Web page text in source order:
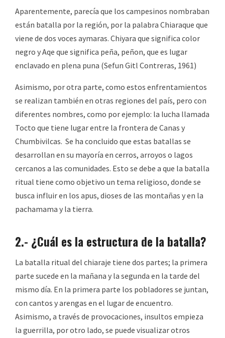
Aparentemente, parecía que los campesinos nombraban
están batalla por la región, por la palabra Chiaraque que
viene de dos voces aymaras. Chiyara que significa color
negro y Aqe que significa peña, peñon, que es lugar
enclavado en plena puna (Sefun Gitl Contreras, 1961)
Asimismo, por otra parte, como estos enfrentamientos
se realizan también en otras regiones del país, pero con
diferentes nombres, como por ejemplo: la lucha llamada
Tocto que tiene lugar entre la frontera de Canas y
Chumbivilcas. Se ha concluido que estas batallas se
desarrollan en su mayoría en cerros, arroyos o lagos
cercanos a las comunidades. Esto se debe a que la batalla
ritual tiene como objetivo un tema religioso, donde se
busca influir en los apus, dioses de las montañas y en la
pachamama y la tierra.
2.- ¿Cuál es la estructura de la batalla?
La batalla ritual del chiaraje tiene dos partes; la primera
parte sucede en la mañana y la segunda en la tarde del
mismo día. En la primera parte los pobladores se juntan,
con cantos y arengas en el lugar de encuentro.
Asimismo, a través de provocaciones, insultos empieza
la guerrilla, por otro lado, se puede visualizar otros